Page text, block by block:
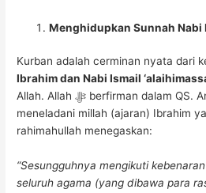
Menghidupkan Sunnah Nabi
Kurban adalah cerminan nyata dari
Ibrahim dan Nabi Ismail
Allah. Allah ﷻ berfirman dalam QS. An-Nahl: 123 agar kita
meneladani millah (ajaran) Ibrahim
rahimahullah menegaskan:
“Sesungguhnya mengikuti
seluruh agama (yang dibawa para